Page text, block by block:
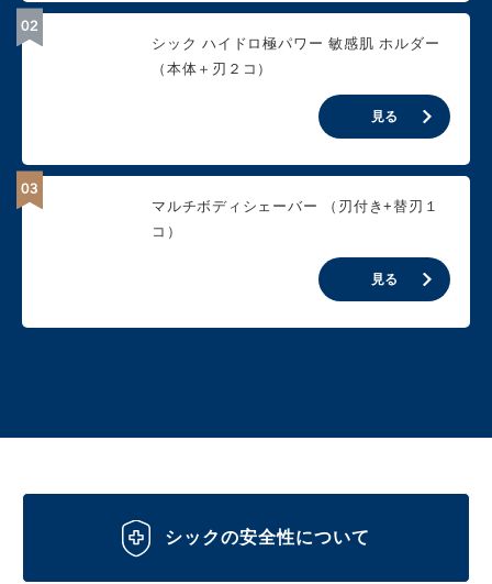
シック ハイドロ極パワー 敏感肌 ホルダー
（本体＋刃２コ）
見る
マルチボディシェーバー （刃付き+替刃１
コ）
見る
シックの安全性について